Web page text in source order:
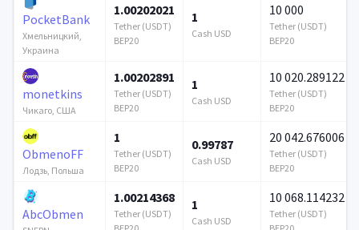
PocketBank
Хмельницкий,
Украина
1.00202021
Tether (USDT)
BEP20
1
Cash USD
10 000
Tether (USDT)
BEP20
monetkins
Чикаго, США
1.00202891
Tether (USDT)
BEP20
1
Cash USD
10 020.289122
Tether (USDT)
BEP20
ObmenoFF
Лодзь, Польша
1
Tether (USDT)
BEP20
0.99787
Cash USD
20 042.676006
Tether (USDT)
BEP20
AbcObmen
1.00214368
Tether (USDT)
1
Cash USD
10 068.114232
Tether (USDT)